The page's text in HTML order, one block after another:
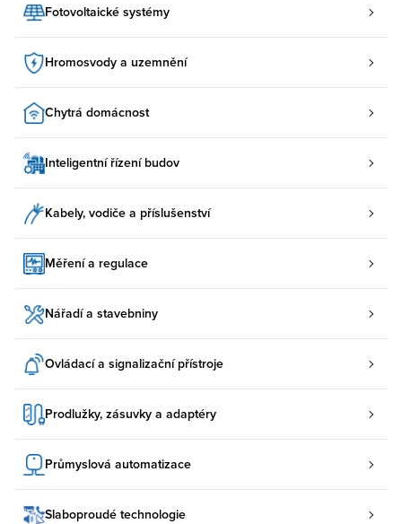
Fotovoltaické systémy
Hromosvody a uzemnění
Chytrá domácnost
Inteligentní řízení budov
Kabely, vodiče a příslušenství
Měření a regulace
Nářadí a stavebniny
Ovládací a signalizační přístroje
Prodlužky, zásuvky a adaptéry
Průmyslová automatizace
Slaboproudé technologie